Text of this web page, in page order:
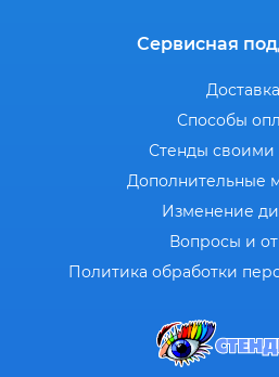
Сервисная
Доставка
Способы
Стенды своими
Дополнительные
Изменение
Вопросы и
Политика обработки